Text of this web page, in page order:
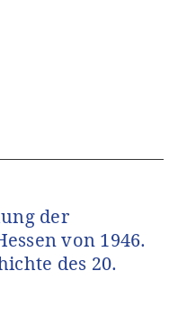
der
von 1946.
des 20.